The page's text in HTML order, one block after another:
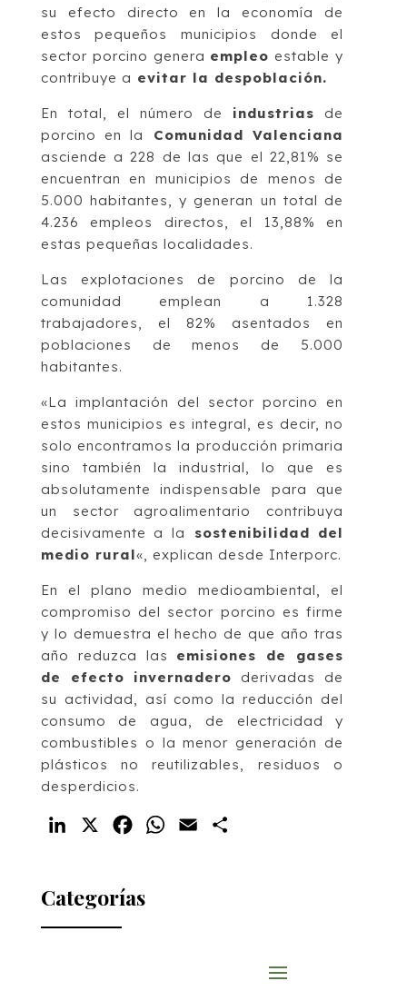
su efecto directo en la economía de
estos pequeños municipios donde el
sector porcino genera empleo estable y
contribuye a evitar la despoblación.
En total, el número de industrias de
porcino en la
Comunidad Valenciana
asciende a 228 de las que el 22,81% se
encuentran en municipios de menos de
5.000 habitantes, y generan un total de
4.236 empleos directos, el 13,88% en
estas pequeñas localidades.
Las explotaciones de porcino de la
comunidad emplean a 1.328
trabajadores, el 82% asentados en
poblaciones de menos de 5.000
habitantes.
«La implantación del sector porcino en
estos municipios es integral, es decir, no
solo encontramos la producción primaria
sino también la industrial, lo que es
absolutamente indispensable para que
un sector agroalimentario contribuya
decisivamente a la
sostenibilidad del
medio rural«, explican desde Interporc.
En el plano medio medioambiental, el
compromiso del sector porcino es firme
y lo demuestra el hecho de que año tras
año reduzca las emisiones de gases
de efecto invernadero derivadas de
su actividad, así como la reducción del
consumo de agua, de electricidad y
combustibles o la menor generación de
plásticos no reutilizables, residuos o
desperdicios.
LinkedIn FacebookWhatsApp
Email
Categorías